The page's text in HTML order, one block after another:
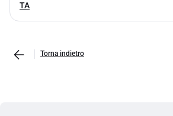
TA
Torna indietro